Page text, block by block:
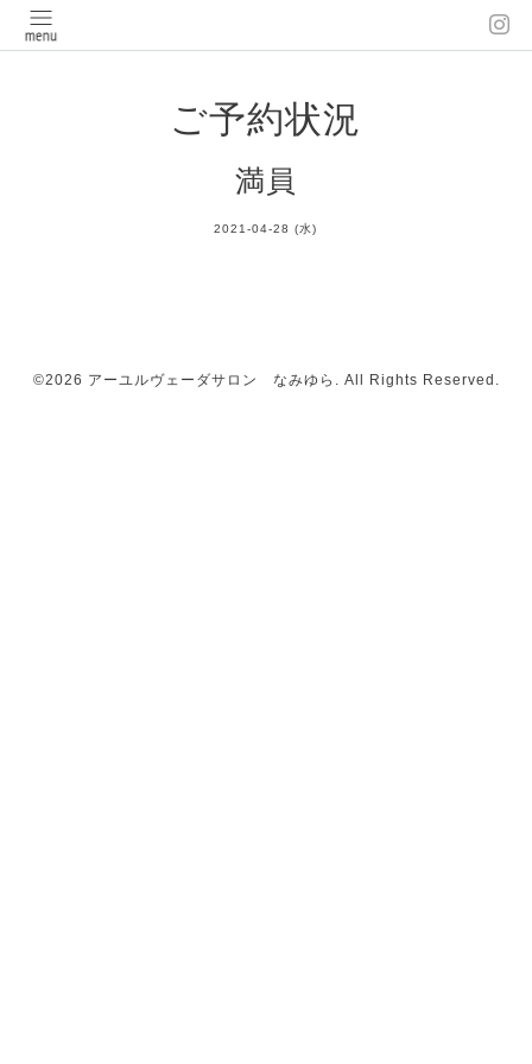
ご予約状況
満員
2021-04-28 (水)
©2026 アーユルヴェーダサロン なみゆら . All Rights Reserved.